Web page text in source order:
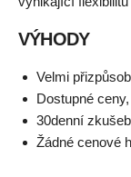
VÝHODY
Velmi
Dostupné
30denní
Žádné cenové